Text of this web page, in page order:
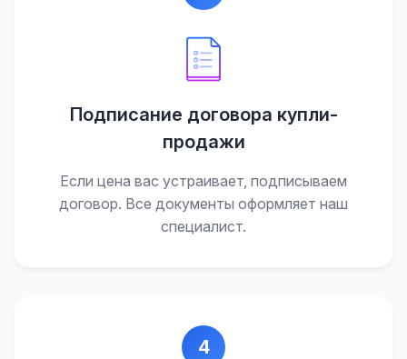
Подписание договора купли-
продажи
Если цена вас устраивает, подписываем
договор. Все документы оформляет наш
специалист.
4